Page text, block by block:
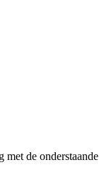
de onderstaande